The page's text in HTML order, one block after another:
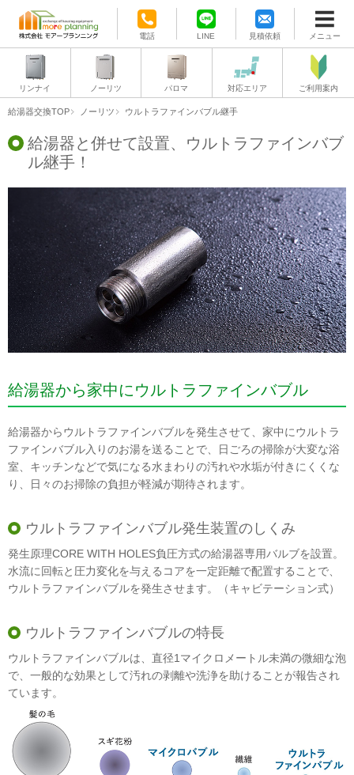
電話 LINE 見積依頼 メニュー
リンナイ ノーリツ パロマ 対応エリア ご利用案内
給湯器交換TOP ノーリツ ウルトラファインバブル継手
給湯器と併せて設置、ウルトラファインバブ
ル継手！
給湯器から家中にウルトラファインバブル
給湯器からウルトラファインバブルを発生させて、家中にウルトラ
ファインバブル入りのお湯を送ることで、日ごろの掃除が大変な浴
室、キッチンなどで気になる水まわりの汚れや水垢が付きにくくな
り、日々のお掃除の負担が軽減が期待されます。
ウルトラファインバブル発生装置のしくみ
発生原理CORE WITH HOLES負圧方式の給湯器専用バルブを設置。
水流に回転と圧力変化を与えるコアを一定距離で配置することで、
ウルトラファインバブルを発生させます。（キャビテーション式）
ウルトラファインバブルの特長
ウルトラファインバブルは、直径1マイクロメートル未満の微細な泡
で、一般的な効果として汚れの剥離や洗浄を助けることが報告され
ています。